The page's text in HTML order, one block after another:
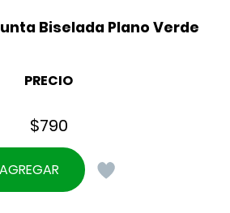
Biselada Plano Verde
PRECIO
$790
AGREGAR